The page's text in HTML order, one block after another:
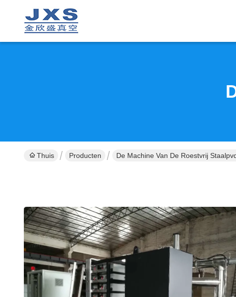
Thuis Producten De Machine Van De Roestvrij